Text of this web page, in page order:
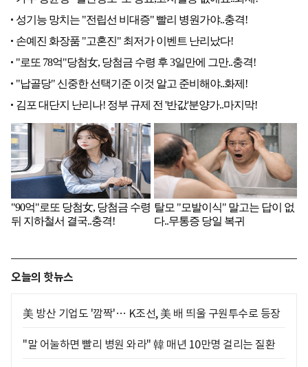
오늘의 핫뉴스
美 방산 기업도 '깜짝'… K조선, 美 배 띄울 구원투수로 등장
"말 어눌하면 빨리 병원 와라" 韓 매년 10만명 걸리는 질환